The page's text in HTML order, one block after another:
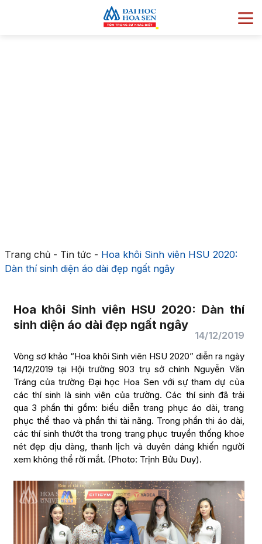
Trang chủ- Tin tức - Hoa khôi Sinh viên HSU 2020:
Dàn thí sinh diện áo dài đẹp ngất ngây
Hoa khôi Sinh viên HSU 2020: Dàn thí
sinh diện áo dài đẹp ngất ngây
14/12/2019
Vòng sơ khảo “Hoa khôi Sinh viên HSU 2020” diễn ra ngày
14/12/2019 tại Hội trường 903 trụ sở chính Nguyễn Văn
Tráng của trường Đại học Hoa Sen với sự tham dự của
các thí sinh là sinh viên của trường. Các thí sinh đã trải
qua 3 phần thi gồm: biểu diễn trang phục áo dài, trang
phục thể thao và phần thi tài năng. Trong phần thi áo dài,
các thí sinh thướt tha trong trang phục truyền thống khoe
nét đẹp dịu dàng, thanh lịch và duyên dáng khiến người
xem không thể rời mắt. (Photo: Trịnh Bửu Duy).